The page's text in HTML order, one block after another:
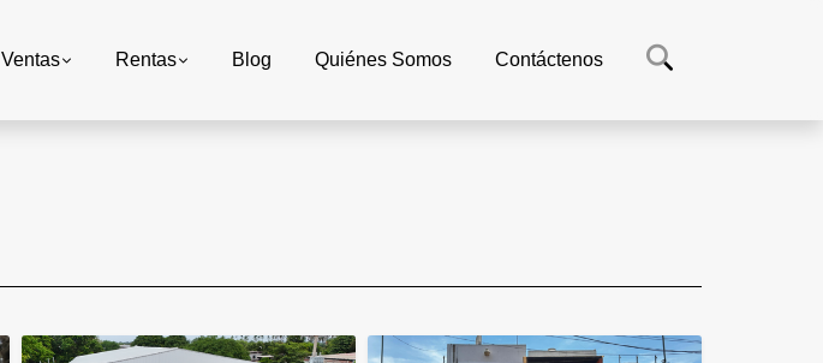
Ventas Rentas Blog Quiénes Somos Contáctenos